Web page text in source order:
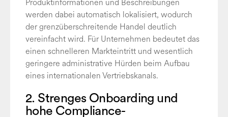
Produktinformationen und Beschreibungen
werden dabei automatisch lokalisiert, wodurch
der grenzüberschreitende Handel deutlich
vereinfacht wird. Für Unternehmen bedeutet das
einen schnelleren Markteintritt und wesentlich
geringere administrative Hürden beim Aufbau
eines internationalen Vertriebskanals.
2. Strenges Onboarding und
hohe Compliance-